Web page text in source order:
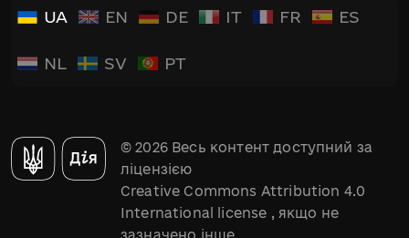
UA EN DE IT FR ES
NL SV PT
© 2026 Весь контент доступний за
ліцензією
Creative Commons Attribution 4.0
International license , якщо не
зазначено інше